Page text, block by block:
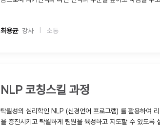
최용균 강사 소통
NLP 코칭스킬 과정
탁월성의 심리학인 NLP (신경언어 프로그램) 를 활용하여
을 증진시키고 탁월하게 팀원을 육성하고 지도할 수 있도록 실제적 코칭스킬을 학습하